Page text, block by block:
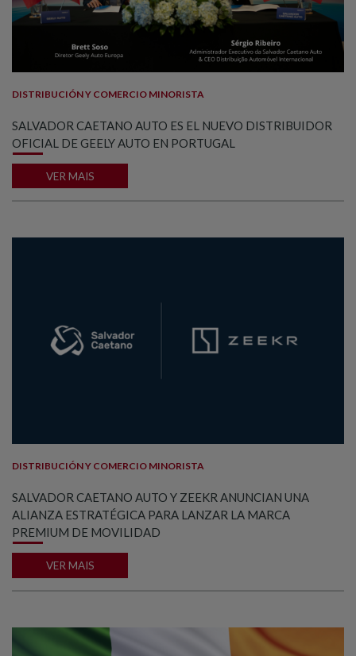
DISTRIBUCIÓN Y COMERCIO MINORISTA
SALVADOR CAETANO AUTO ES EL NUEVO DISTRIBUIDOR
OFICIAL DE GEELY AUTO EN PORTUGAL
VER MAIS
DISTRIBUCIÓN Y COMERCIO MINORISTA
SALVADOR CAETANO AUTO Y ZEEKR ANUNCIAN UNA
ALIANZA ESTRATÉGICA PARA LANZAR LA MARCA
PREMIUM DE MOVILIDAD
VER MAIS